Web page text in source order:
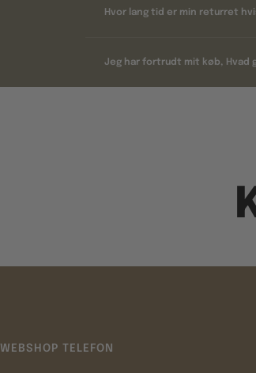
Hvor lang tid er min returret
Jeg har fortrudt mit køb, Hvad
WEBSHOP TELEFON